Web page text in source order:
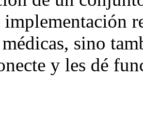
implementación
sino
y les dé